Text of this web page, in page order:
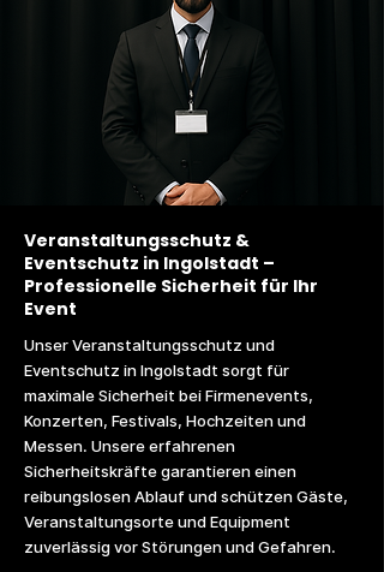
Veranstaltungsschutz &
Eventschutz in Ingolstadt –
Professionelle Sicherheit für Ihr
Event
Unser Veranstaltungsschutz und
Eventschutz in Ingolstadt sorgt für
maximale Sicherheit bei Firmenevents,
Konzerten, Festivals, Hochzeiten und
Messen. Unsere erfahrenen
Sicherheitskräfte garantieren einen
reibungslosen Ablauf und schützen Gäste,
Veranstaltungsorte und Equipment
zuverlässig vor Störungen und Gefahren.